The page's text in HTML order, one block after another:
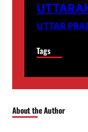
UTTAR
Tags
About the Author